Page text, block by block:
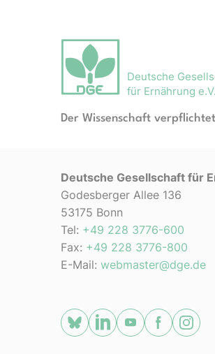
Deutsche
für Ernährung e.V.
Der Wissenschaft
Deutsche Gesellschaft für
Godesberger Allee 136
53175 Bonn
Tel: +49 228 3776-600
Fax: +49 228 3776-800
E-Mail: webmaster@dge.de
[socialLinksTitle]